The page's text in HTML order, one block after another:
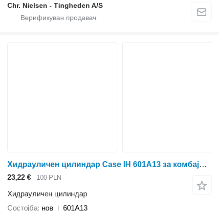
Chr. Nielsen - Tingheden A/S
Хидрауличен цилиндар Case IH 601A13 за комбајн за жито
23,22 € 100 PLN
Хидрауличен цилиндар
Состојба нов 601A13